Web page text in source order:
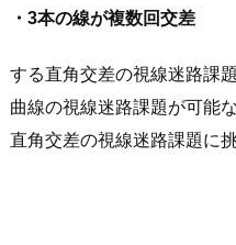
・3本の線が複数回交差
する直角交差の視線迷路課題
曲線の視線迷路課題が可能
直角交差の視線迷路課題に